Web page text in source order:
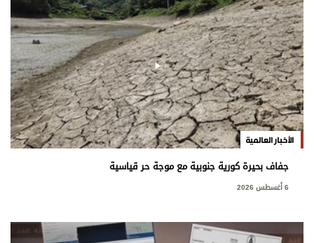
الأخبار العالمية
جفاف بحيرة كورية جنوبية مع موجة حر قياسية
6 أغسطس 2026